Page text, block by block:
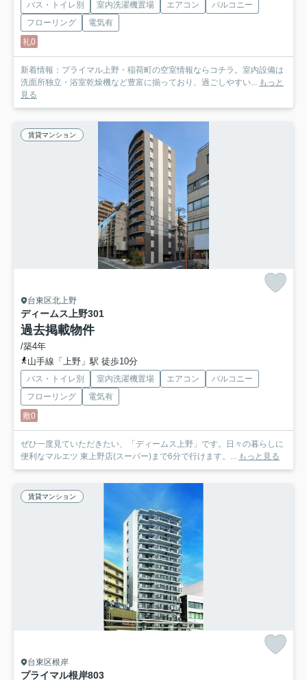
バス・トイレ別 室内洗濯機置場 エアコン
バルコニー
フローリング
電気有
礼0
新着情報：プライマル上野・稲荷町の空室情報ならコチラ。室内設備は
洗面所独立・浴室乾燥機など豊富に揃っており、過ごしやすい...
もっと
見る
賃貸マンション
台東区北上野
ディームス上野301
過去掲載物件
/築4年
山手線「上野」駅 徒歩10分
バス・トイレ別 室内洗濯機置場 エアコン
バルコニー
フローリング
電気有
敷0
ぜひ一度見ていただきたい、「ディームス上野」です。日々の暮らしに
便利なマルエツ 東上野店(スーパー)まで6分で行けます。...
もっと見る
賃貸マンション
台東区根岸
プライマル根岸803